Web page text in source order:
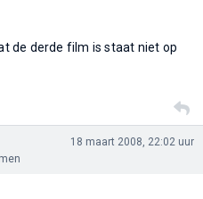
de derde film is staat niet op
18 maart 2008, 22:02 uur